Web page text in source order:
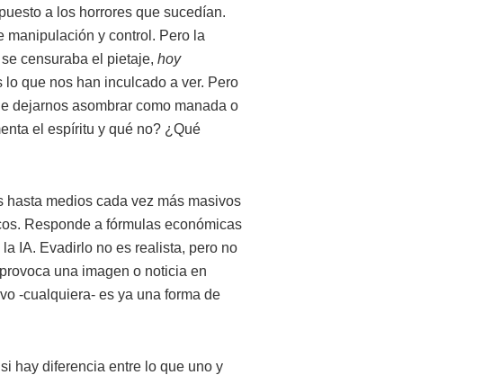
a los horrores que sucedían.
manipulación y control. Pero la
censuraba el pietaje, hoy
que nos han inculcado a ver. Pero
dejarnos asombrar como manada o
el espíritu y qué no? ¿Qué
medios cada vez más masivos
Responde a fórmulas económicas
IA. Evadirlo no es realista, pero no
una imagen o noticia en
-cualquiera- es ya una forma de
hay diferencia entre lo que uno y